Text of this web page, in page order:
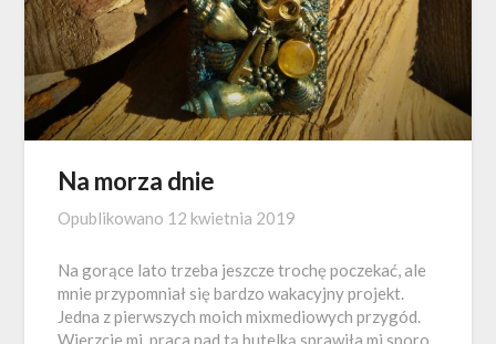
Na morza dnie
Opublikowano 12 kwietnia 2019
Na gorące lato trzeba jeszcze trochę poczekać, ale
mnie przypomniał się bardzo wakacyjny projekt.
Jedna z pierwszych moich mixmediowych przygód.
Wierzcie mi, praca nad tą butelką sprawiła mi sporo